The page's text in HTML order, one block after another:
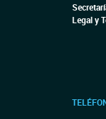
Legal y